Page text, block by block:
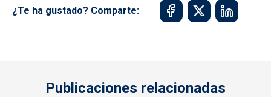
¿Te ha gustado? Comparte:
Publicaciones relacionadas